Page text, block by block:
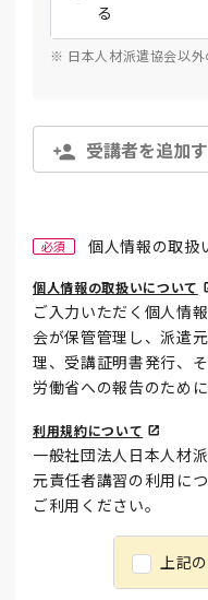
る
※ 日本人材派遣協会以外
受講者を追加
必須 個人情報の取扱
個人情報の取扱いについて
ご入力いただく個人情
会が保管管理し、派遣
理、受講証明書発行、
労働省への報告のため
利用規約について
一般社団法人日本人材
元責任者講習の利用に
ご利用ください。
上記